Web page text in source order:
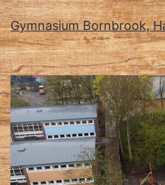
Gymnasium Bornbrook,